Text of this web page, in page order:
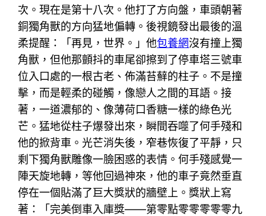
次。現在是第十八次。他打了方向盤，車頭朝著
銅獨角獸的方向猛地偏轉。後視鏡發出最後的溫
柔提醒：「再見，世界。」他包養網沒有撞上獨
角獸，但他那顫抖的車尾卻擦到了停車塔三號車
位入口處的一根古老、佈滿苔蘚的柱子。不是撞
擊，而是輕柔的碰觸，像戀人之間的耳語。接
著，一道濃郁的、像薄荷口香糖一樣的綠色光
芒。猛地從柱子爆發出來，瞬間吞噬了何手殘和
他的掀背車。光芒消失後，窄巷恢復了平靜，只
剩下獨角獸雕像一臉困惑的表情。何手殘感覺一
陣天旋地轉，等他回過神來，他的車子竟然垂直
停在一個貼滿了巨大獎狀的牆壁上。獎狀上寫
著：「完美倒車入庫獎——第零點零零零零零九